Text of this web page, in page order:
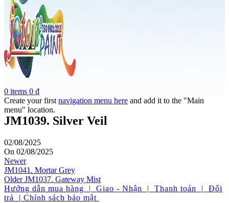
0 items 0 ₫
Create your first navigation menu here and add it to the "Main
menu" location.
JM1039. Silver Veil
02/08/2025
On 02/08/2025
Newer
JM1041. Mortar Grey
Older JM1037. Gateway Mist
Hướng dẫn mua hàng | Giao - Nhận | Thanh toán | Đổi
trả | Chính sách bảo mật